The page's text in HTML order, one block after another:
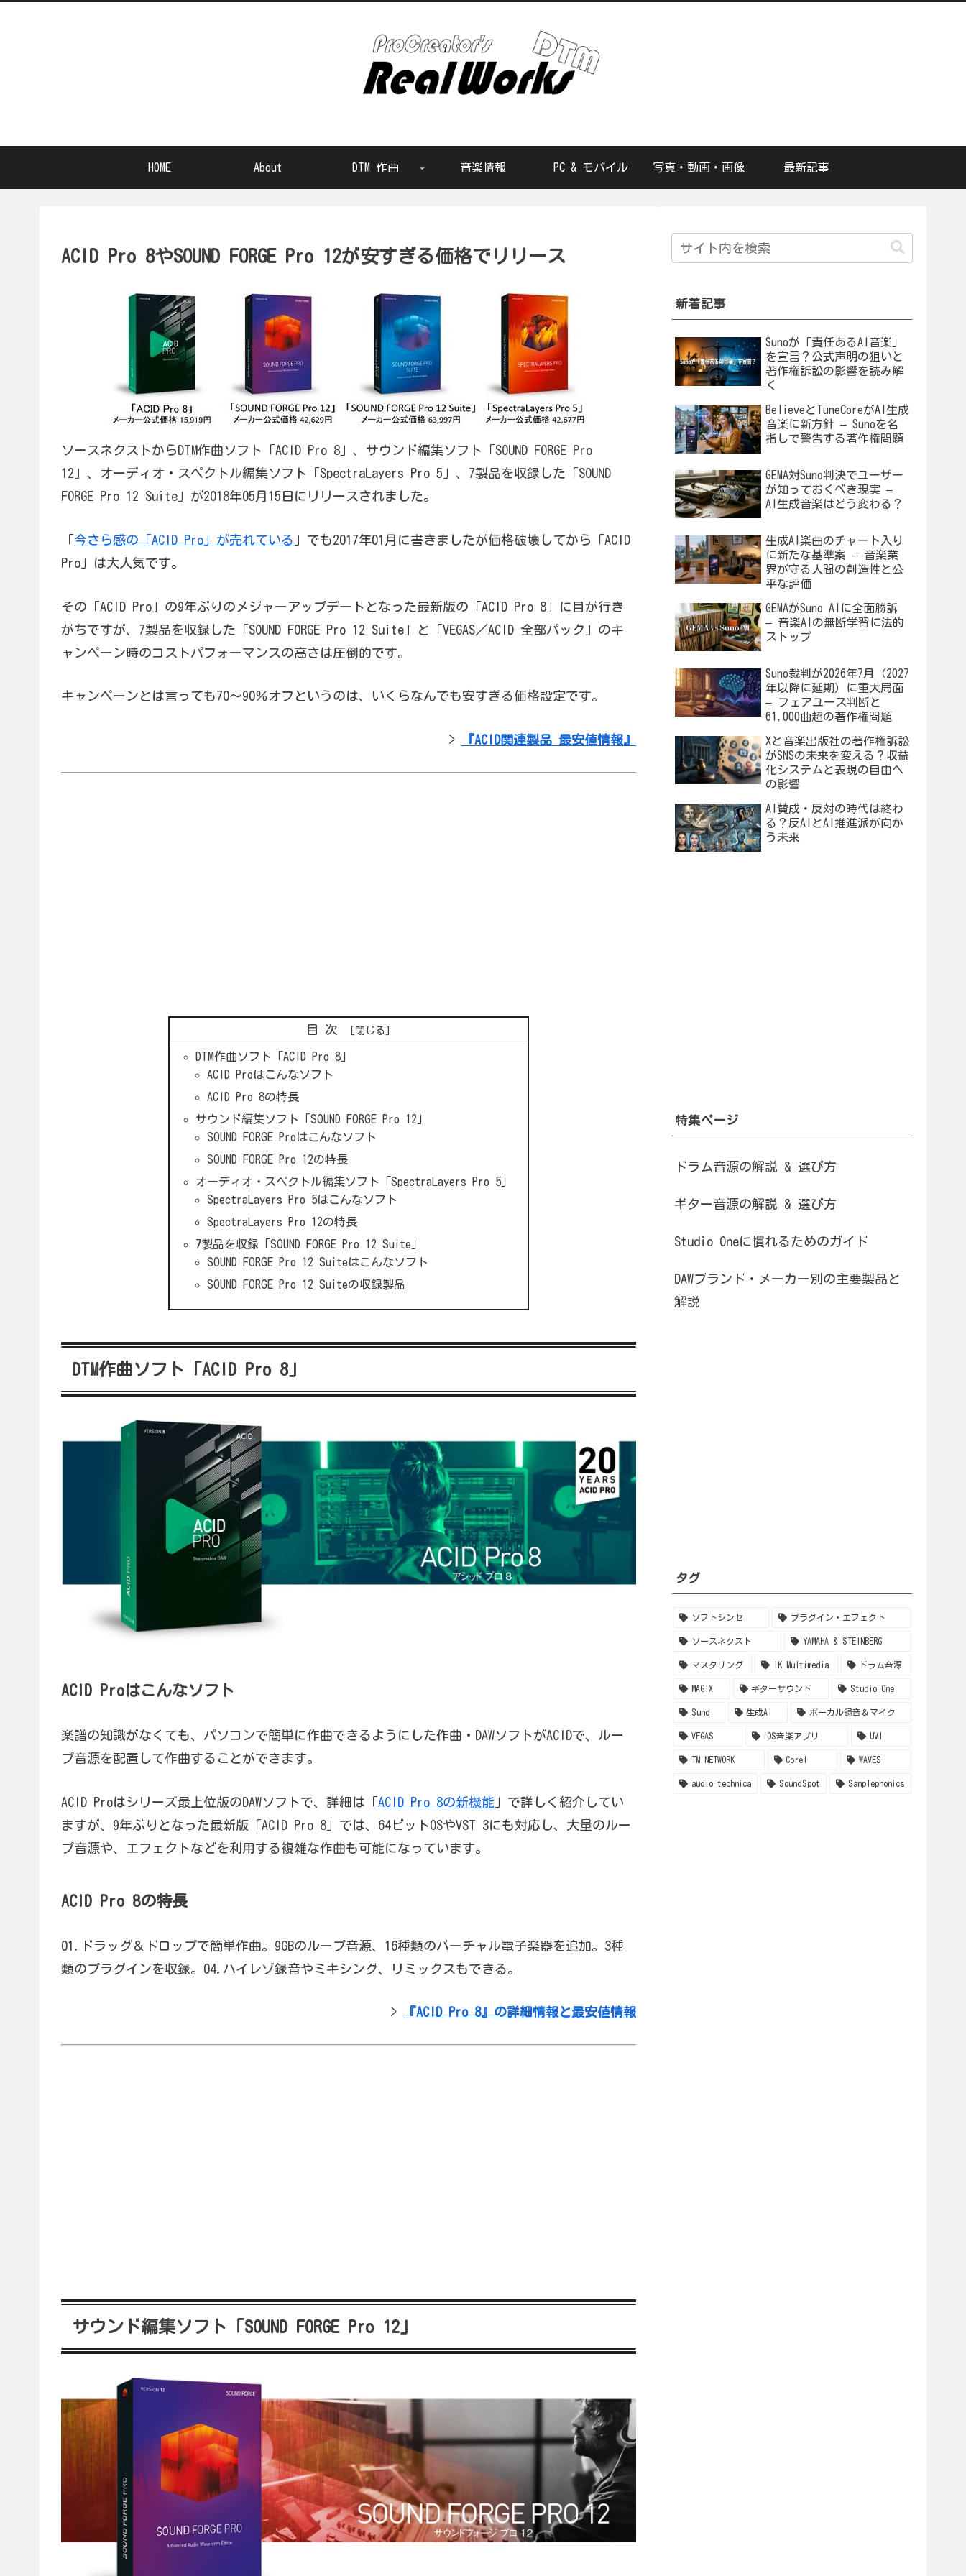
HOME About DTM 作曲 音楽情報 PC & モバイル 写真・動画・画像 最新記事
ACID Pro 8やSOUND FORGE Pro 12が安すぎる価格でリリース
ソースネクストからDTM作曲ソフト「ACID Pro 8」、サウンド編集ソフト「SOUND FORGE Pro
12」、オーディオ・スペクトル編集ソフト「SpectraLayers Pro 5」、7製品を収録した「SOUND
FORGE Pro 12 Suite」が2018年05月15日にリリースされました。
「今さら感の「ACID Pro」が売れている 」でも2017年01月に書きましたが価格破壊してから「ACID
Pro」は大人気です。
その「ACID Pro」の9年ぶりのメジャーアップデートとなった最新版の「ACID Pro 8」に目が行き
がちですが、7製品を収録した「SOUND FORGE Pro 12 Suite」と「VEGAS／ACID 全部パック」のキ
ャンペーン時のコストパフォーマンスの高さは圧倒的です。
キャンペーンとは言っても70〜90％オフというのは、いくらなんでも安すぎる価格設定です。
> 『ACID関連製品 最安値情報』
目次
DTM作曲ソフト「ACID Pro 8」
ACID Proはこんなソフト
ACID Pro 8の特長
サウンド編集ソフト「SOUND FORGE Pro 12」
SOUND FORGE Proはこんなソフト
SOUND FORGE Pro 12の特長
オーディオ・スペクトル編集ソフト「SpectraLayers Pro 5」
SpectraLayers Pro 5はこんなソフト
SpectraLayers Pro 12の特長
7製品を収録「SOUND FORGE Pro 12 Suite」
SOUND FORGE Pro 12 Suiteはこんなソフト
SOUND FORGE Pro 12 Suiteの収録製品
DTM作曲ソフト「ACID Pro 8」
ACID Proはこんなソフト
楽譜の知識がなくても、パソコンで簡単に作曲できるようにした作曲・DAWソフトがACIDで、ルー
プ音源を配置して作曲することができます。
ACID Proはシリーズ最上位版のDAWソフトで、詳細は「ACID Pro 8の新機能 」で詳しく紹介してい
ますが、9年ぶりとなった最新版「ACID Pro 8」では、64ビットOSやVST 3にも対応し、大量のルー
プ音源や、エフェクトなどを利用する複雑な作曲も可能になっています。
ACID Pro 8の特長
01.ドラッグ＆ドロップで簡単作曲。9GBのループ音源、16種類のバーチャル電子楽器を追加。3種
類のプラグインを収録。04.ハイレゾ録音やミキシング、リミックスもできる。
> 『ACID Pro 8』の詳細情報と最安値情報
サウンド編集ソフト「SOUND FORGE Pro 12」
新着記事
Sunoが「責任あるAI音楽」
を宣言？公式声明の狙いと
著作権訴訟の影響を読み解
く
BelieveとTuneCoreがAI生成
音楽に新方針 – Sunoを名
指しで警告する著作権問題
GEMA対Suno判決でユーザー
が知っておくべき現実 –
AI生成音楽はどう変わる？
生成AI楽曲のチャート入り
に新たな基準案 – 音楽業
界が守る人間の創造性と公
平な評価
GEMAがSuno AIに全面勝訴
– 音楽AIの無断学習に法的
ストップ
Suno裁判が2026年7月（2027
年以降に延期）に重大局面
– フェアユース判断と
61,000曲超の著作権問題
Xと音楽出版社の著作権訴訟
がSNSの未来を変える？収益
化システムと表現の自由へ
の影響
AI賛成・反対の時代は終わ
る？反AIとAI推進派が向か
う未来
特集ページ
ドラム音源の解説 & 選び方
ギター音源の解説 & 選び方
Studio Oneに慣れるためのガイド
DAWブランド・メーカー別の主要製品と
解説
タグ
ソフトシンセ プラグイン・エフェクト
ソースネクスト YAMAHA & STEINBERG
マスタリング IK Multimedia ドラム音源
MAGIX ギターサウンド Studio One
Suno 生成AI ボーカル録音＆マイク
VEGAS iOS音楽アプリ UVI
TM NETWORK Corel WAVES
audio-technica SoundSpot Samplephonics